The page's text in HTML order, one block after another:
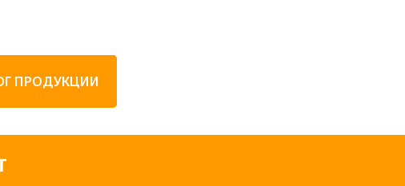
ПРОДУКЦИИ